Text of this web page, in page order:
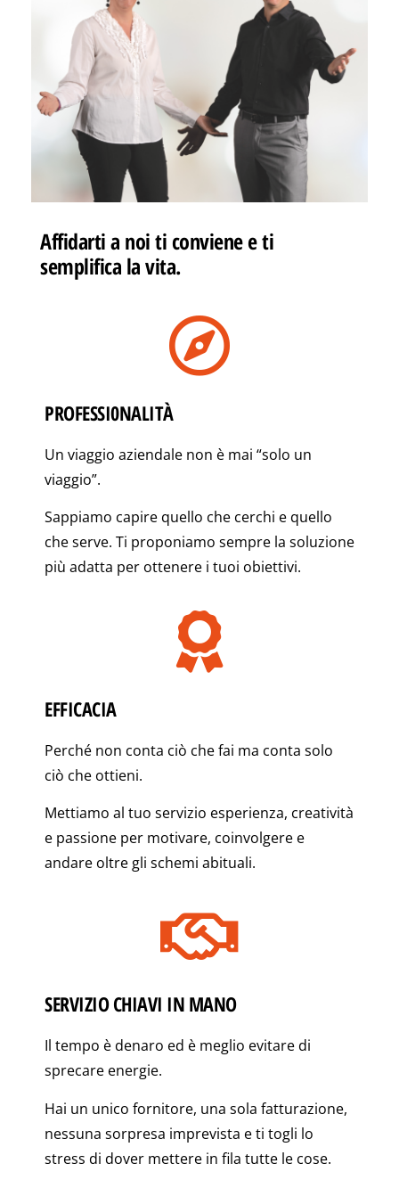
Affidarti a noi ti conviene e ti
semplifica la vita.
PROFESSI0NALITÀ
Un viaggio aziendale non è mai “solo un
viaggio”.
Sappiamo capire quello che cerchi e quello
che serve. Ti proponiamo sempre la soluzione
più adatta per ottenere i tuoi obiettivi.
EFFICACIA
Perché non conta ciò che fai ma conta solo
ciò che ottieni.
Mettiamo al tuo servizio esperienza, creatività
e passione per motivare, coinvolgere e
andare oltre gli schemi abituali.
SERVIZIO CHIAVI IN MANO
Il tempo è denaro ed è meglio evitare di
sprecare energie.
Hai un unico fornitore, una sola fatturazione,
nessuna sorpresa imprevista e ti togli lo
stress di dover mettere in fila tutte le cose.